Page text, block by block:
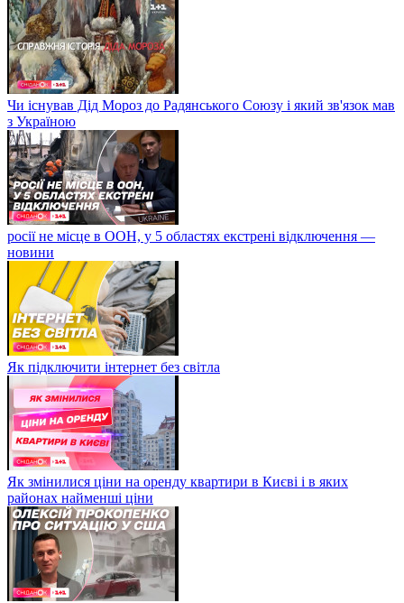
Чи існував Дід Мороз до Радянського Союзу і який зв'язок мав
з Україною
росії не місце в ООН, у 5 областях екстрені відключення —
новини
Як підключити інтернет без світла
Як змінилися ціни на оренду квартири в Києві і в яких
районах найменші ціни